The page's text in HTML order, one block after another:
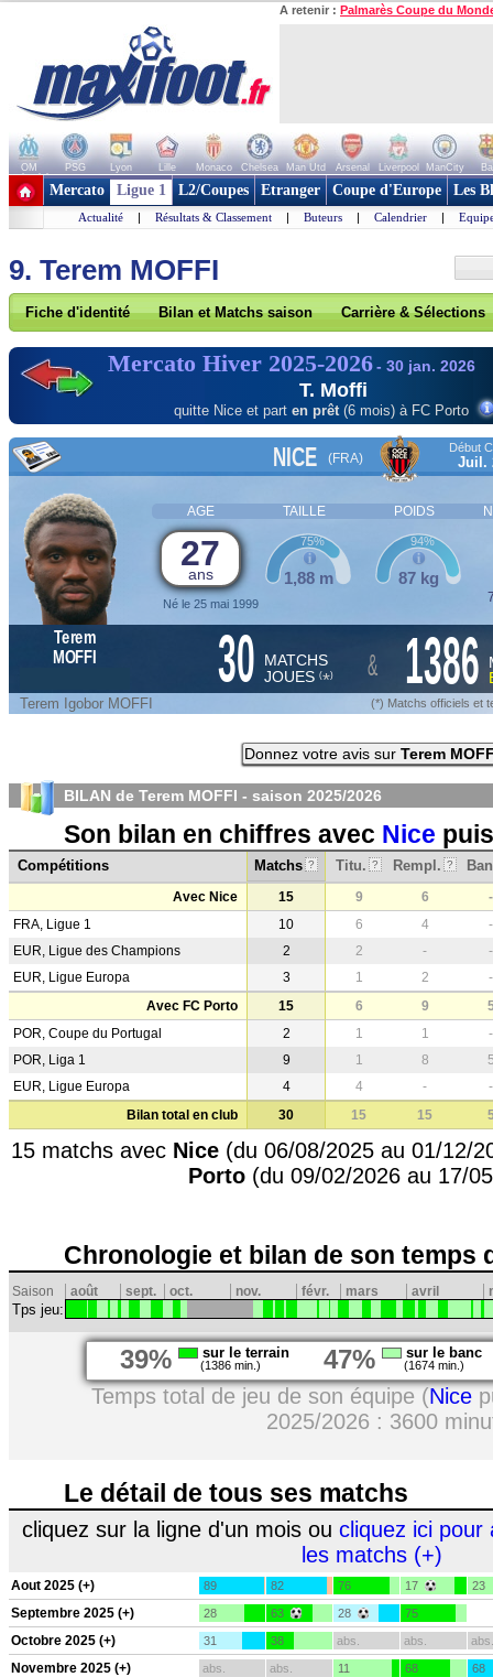
A retenir : Palmarès Coupe du
OM PSG Lyon Lille Monaco Chelsea Man Utd Arsenal Liverpool ManCity
+ de clubs
Mercato Ligue 1 L2/Coupes Etranger Coupe d'Europe Les
Actualité | Résultats & Classement | Buteurs | Calendrier |
9. Terem MOFFI
Fiche d'identité Bilan et Matchs saison Carrière & Sélections
Mercato Hiver 2025-2026- 30 jan. 2026
T. Moffi
quitte Nice et part en prêt(6 mois) à FC Porto
NICE (FRA)
Début
Juil.
AGE TAILLE POIDS
27
ans
Né le 25 mai 1999
1,88 m
75%
87 kg
94%
Terem
MOFFI
30
MATCHS
JOUES (*) & 1386
Terem Igobor MOFFI (*) Matchs officiels et
Donnez votre avis sur Terem
BILAN de Terem MOFFI - saison 2025/2026
Son bilan en chiffres avec Nice
Compétitions Matchs ? Titu. ? Rempl. ?
Avec Nice 15 9 6
-
FRA, Ligue 1
10 6 4
-
EUR, Ligue des Champions
2 2 -
-
EUR, Ligue Europa
3 1 2
-
Avec FC Porto
15 6 9
POR, Coupe du Portugal
2 1 1
-
POR, Liga 1
9 1 8
EUR, Ligue Europa
4 4 -
-
Bilan total en club
30 15 15
15 matchs avec Nice (du 06/08/2025 au 01/12/
Porto (du 09/02/2026 au 17/
Chronologie et bilan de son temps
Saison août sept. oct. nov. févr. mars avril
Tps jeu:
39% sur le terrain
(1386 min.) 47% sur le banc
(1674 min.)
Temps total de jeu de son équipe (Nice
2025/2026 : 3600
Le détail de tous ses matchs
cliquez sur la ligne d'un mois ou cliquez ici pour
les matchs (+)
Aout 2025 (+) 89 82 76 17 23
Septembre 2025 (+) 28 63 28 75
Octobre 2025 (+) 31 38 abs. abs. abs.
Novembre 2025 (+) abs. abs. 11 68 68